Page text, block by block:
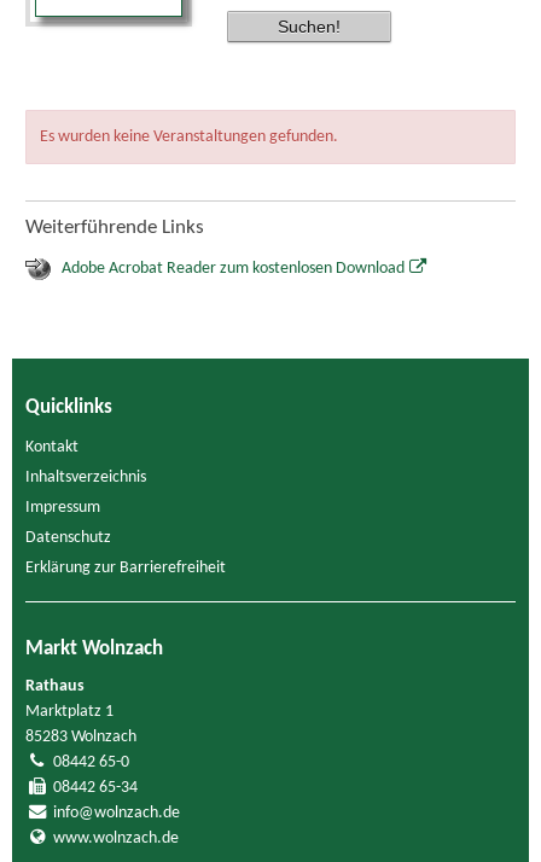
Es wurden keine Veranstaltungen gefunden.
Weiterführende Links
Adobe Acrobat Reader zum kostenlosen Download
Quicklinks
Kontakt
Inhaltsverzeichnis
Impressum
Datenschutz
Erklärung zur Barrierefreiheit
Markt Wolnzach
Rathaus
Marktplatz 1
85283 Wolnzach
08442 65-0
08442 65-34
info@wolnzach.de
www.wolnzach.de